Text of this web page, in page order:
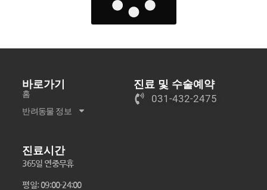
바로가기
홈
반려동물 정보
진료 및 수술예약
031-432-2475
진료시간
365일 연중무휴
평일: 09:00-24:00